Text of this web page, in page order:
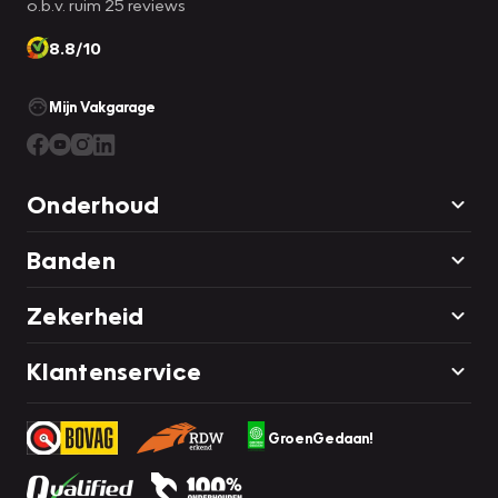
8.8/10
Mijn Vakgarage
Onderhoud
Banden
Zekerheid
Klantenservice
GroenGedaan!